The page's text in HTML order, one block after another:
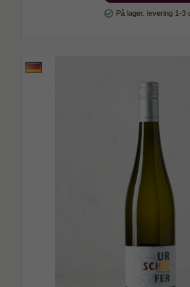
check_circle På lager. levering 1-3